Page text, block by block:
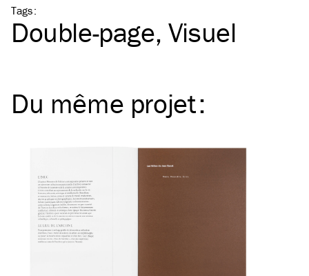
Tags:
Double-page Visuel
Du même projet: